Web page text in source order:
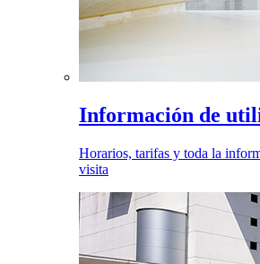
Información de
Horarios, tarifas y toda la
visita